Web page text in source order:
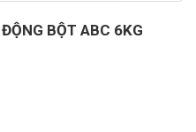
BỘT ABC 6KG